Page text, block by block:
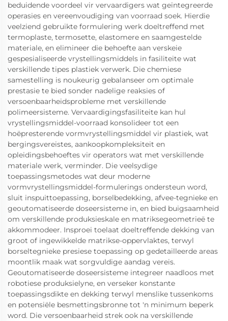
beduidende voordeel vir vervaardigers wat geïntegreerde
operasies en vereenvoudiging van voorraad soek. Hierdie
veelziend gebruikte formulering werk doeltreffend met
termoplaste, termosette, elastomere en saamgestelde
materiale, en elimineer die behoefte aan verskeie
gespesialiseerde vrystellingsmiddels in fasiliteite wat
verskillende tipes plastiek verwerk. Die chemiese
samestelling is noukeurig gebalanseer om optimale
prestasie te bied sonder nadelige reaksies of
versoenbaarheidsprobleme met verskillende
polimeersisteme. Vervaardigingsfasiliteite kan hul
vrystellingsmiddel-voorraad konsolideer tot een
hoëpresterende vormvrystellingsmiddel vir plastiek, wat
bergingsvereistes, aankoopkompleksiteit en
opleidingsbehoeftes vir operators wat met verskillende
materiale werk, verminder. Die veelsydige
toepassingsmetodes wat deur moderne
vormvrystellingsmiddel-formulerings ondersteun word,
sluit inspuittoepassing, borselbedekking, afvee-tegnieke en
geoutomatiseerde doseersisteme in, en bied buigsaamheid
om verskillende produksieskale en matriksegeometrieë te
akkommodeer. Insproei toelaat doeltreffende dekking van
groot of ingewikkelde matrikse-oppervlaktes, terwyl
borseltegnieke presiese toepassing op gedetailleerde areas
moontlik maak wat sorgvuldige aandag vereis.
Geoutomatiseerde doseersisteme integreer naadloos met
robotiese produksielyne, en verseker konstante
toepassingsdikte en dekking terwyl menslike tussenkoms
en potensiële besmettingsbronne tot 'n minimum beperk
word. Die versoenbaarheid strek ook na verskillende